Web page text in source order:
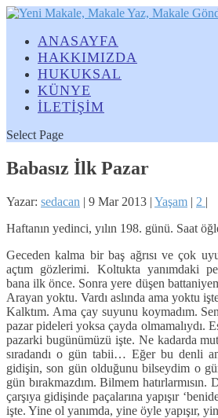
ANASAYFA
HAKKIMIZDA
HUKUKSAL
KÜNYE
İLETİŞİM
Select Page
Babasız İlk Pazar
Yazar: sedacan | 9 Mar 2013 | Yaşam | 2 |
Haftanın yedinci, yılın 198. günü. Saat
Geceden kalma bir baş ağrısı ve çok
açtım gözlerimi. Koltukta yanımdaki
bana ilk önce. Sonra yere düşen
Arayan yoktu. Vardı aslında ama yoktu
Kalktım. Ama çay suyunu koymadım. Sen
pazar pideleri yoksa çayda olmamalıydı.
pazarki bugünümüzü işte. Ne kadarda
sıradandı o gün tabii… Eğer bu denli
gidişin, son gün olduğunu bilseydim o
gün bırakmazdım. Bilmem
çarşıya gidişinde paçalarına yapışır
işte. Yine ol yanımda, yine öyle yapışır,